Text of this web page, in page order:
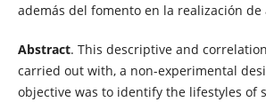
además del fomento en la realización
Abstract. This descriptive and
carried out with, a non-experimental
objective was to identify the lifestyles of